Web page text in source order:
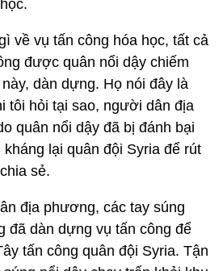
về vụ tấn công hóa học, tất cả
được quân nổi dậy chiếm
dàn dựng. Họ nói đây là
tôi hỏi tại sao, người dân địa
quân nổi dậy đã bị đánh bại
lại quân đội Syria để rút
sẻ.
địa phương, các tay súng
đã dàn dựng vụ tấn công để
tấn công quân đội Syria. Tận